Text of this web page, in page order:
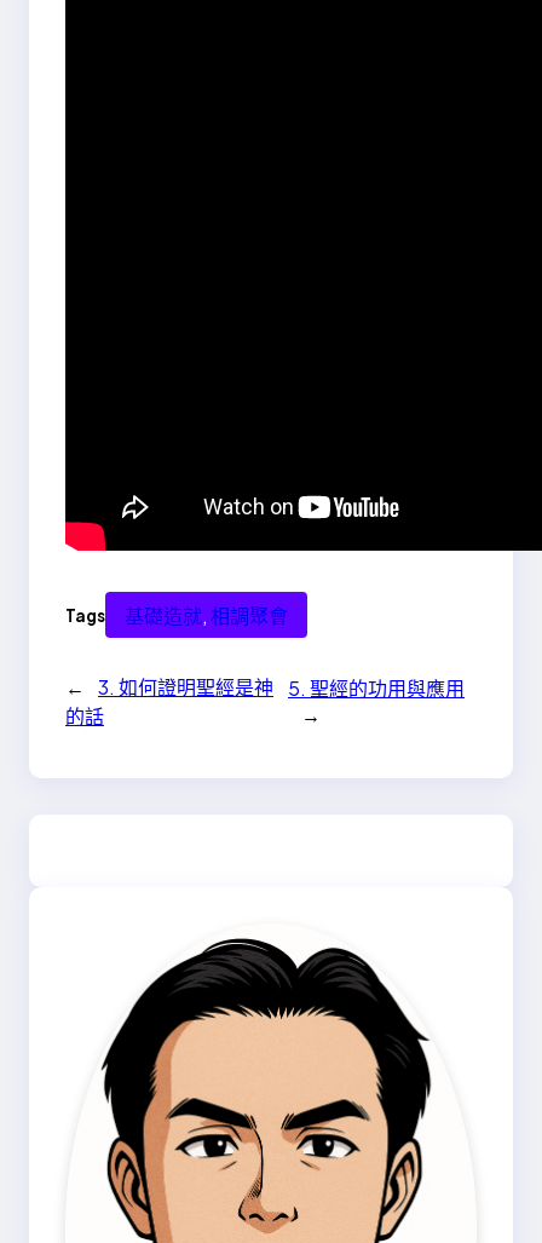
Tags 基礎造就, 相調聚會
←
3. 如何證明聖經是神
的話
5. 聖經的功用與應用
→